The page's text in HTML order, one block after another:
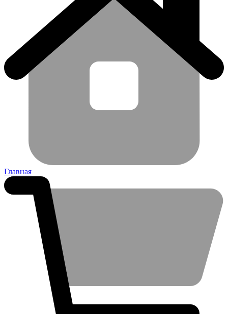
Главная